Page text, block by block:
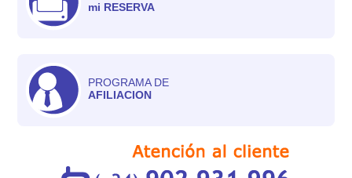
mi RESERVA
PROGRAMA DE
AFILIACION